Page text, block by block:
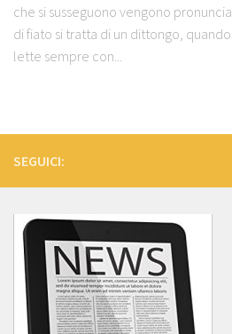
che si susseguono vengono
di fiato si tratta di un dittongo,
lette sempre con...
SEGUICI: